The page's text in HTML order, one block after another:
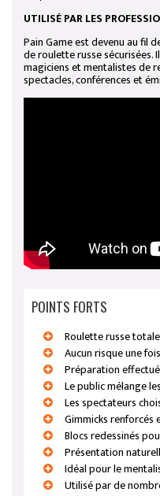
UTILISÉ PAR LES
Pain Game est devenu au fil
de roulette russe sécurisées.
magiciens et mentalistes de
spectacles, conférences et
POINTS FORTS
Roulette russe
Aucun risque une
Préparation
Le public mélange
Les spectateurs
Gimmicks renforcés
Blocs redessinés
Présentation
Idéal pour le
Utilisé par de